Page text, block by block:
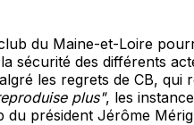
du Maine-et-Loire
sécurité des différents
les regrets de CB,
plus", les
du président Jérôme